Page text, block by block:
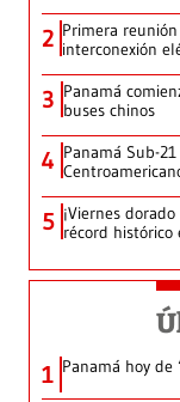
2 Primera
interconexión
3 Panamá
buses chinos
4 Panamá Sub-
5 ¡Viernes
récord histórico
1 Panamá hoy de